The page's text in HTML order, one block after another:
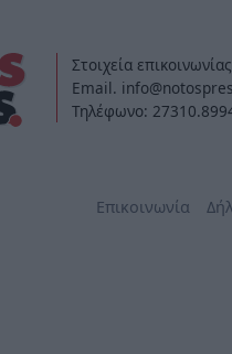
Στοιχεία
Email.
Τηλέφωνο:
Επικοινωνία